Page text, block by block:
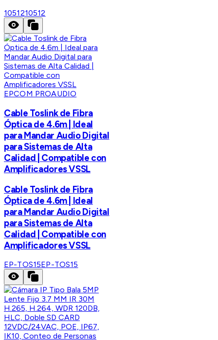
1051210512
EPCOM PROAUDIO
Cable Toslink de Fibra
Óptica de 4.6m | Ideal
para Mandar Audio Digital
para Sistemas de Alta
Calidad | Compatible con
Amplificadores VSSL
Cable Toslink de Fibra
Óptica de 4.6m | Ideal
para Mandar Audio Digital
para Sistemas de Alta
Calidad | Compatible con
Amplificadores VSSL
EP-TOS15EP-TOS15